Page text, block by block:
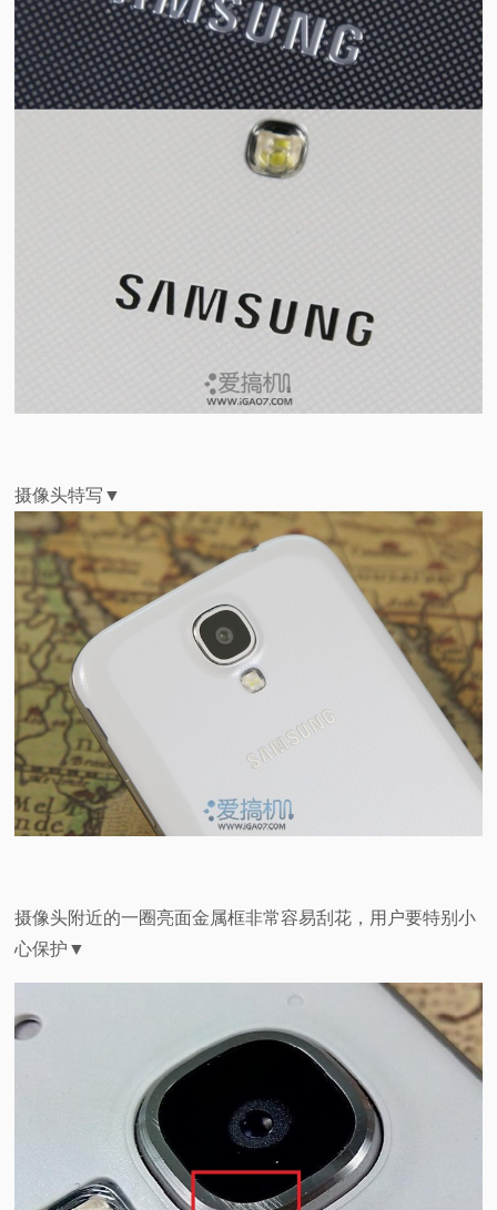
摄像头特写▼
摄像头附近的一圈亮面金属框非常容易刮花，用户要特别小
心保护 ▼